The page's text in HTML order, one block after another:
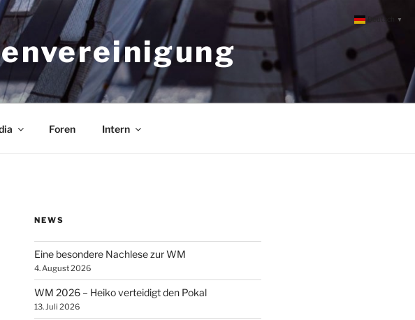
Foren Intern
NEWS
Eine besondere Nachlese zur WM
4. August 2026
WM 2026 – Heiko verteidigt den Pokal
13. Juli 2026
▼